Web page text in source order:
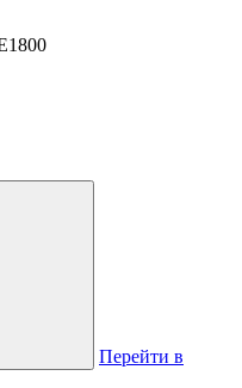
Перейти в